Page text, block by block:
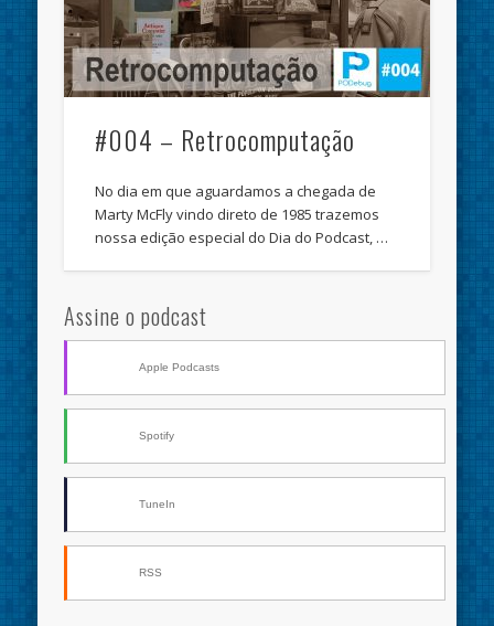
#004 – Retrocomputação
No dia em que aguardamos a chegada de
Marty McFly vindo direto de 1985 trazemos
nossa edição especial do Dia do Podcast, …
Assine o podcast
Apple Podcasts
Spotify
TuneIn
RSS